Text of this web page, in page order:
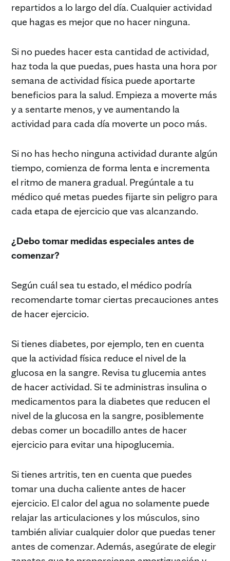
repartidos a lo largo del día. Cualquier actividad
que hagas es mejor que no hacer ninguna.
Si no puedes hacer esta cantidad de actividad,
haz toda la que puedas, pues hasta una hora por
semana de actividad física puede aportarte
beneficios para la salud. Empieza a moverte más
y a sentarte menos, y ve aumentando la
actividad para cada día moverte un poco más.
Si no has hecho ninguna actividad durante algún
tiempo, comienza de forma lenta e incrementa
el ritmo de manera gradual. Pregúntale a tu
médico qué metas puedes fijarte sin peligro para
cada etapa de ejercicio que vas alcanzando.
¿Debo tomar medidas especiales antes de
comenzar?
Según cuál sea tu estado, el médico podría
recomendarte tomar ciertas precauciones antes
de hacer ejercicio.
Si tienes diabetes, por ejemplo, ten en cuenta
que la actividad física reduce el nivel de la
glucosa en la sangre. Revisa tu glucemia antes
de hacer actividad. Si te administras insulina o
medicamentos para la diabetes que reducen el
nivel de la glucosa en la sangre, posiblemente
debas comer un bocadillo antes de hacer
ejercicio para evitar una hipoglucemia.
Si tienes artritis, ten en cuenta que puedes
tomar una ducha caliente antes de hacer
ejercicio. El calor del agua no solamente puede
relajar las articulaciones y los músculos, sino
también aliviar cualquier dolor que puedas tener
antes de comenzar. Además, asegúrate de elegir